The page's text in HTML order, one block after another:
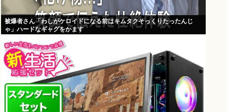
被爆者さん「わしがケロイドになる前はキムタクそっくりたったんじ
ゃ」ハードなギャグをかます